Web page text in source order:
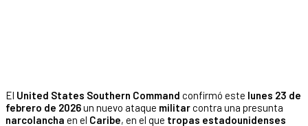
El United States Southern Command confirmó este lunes 23 de
febrero de 2026un nuevo ataque militarcontra una presunta
narcolancha en el Caribe, en el que tropas estadounidenses